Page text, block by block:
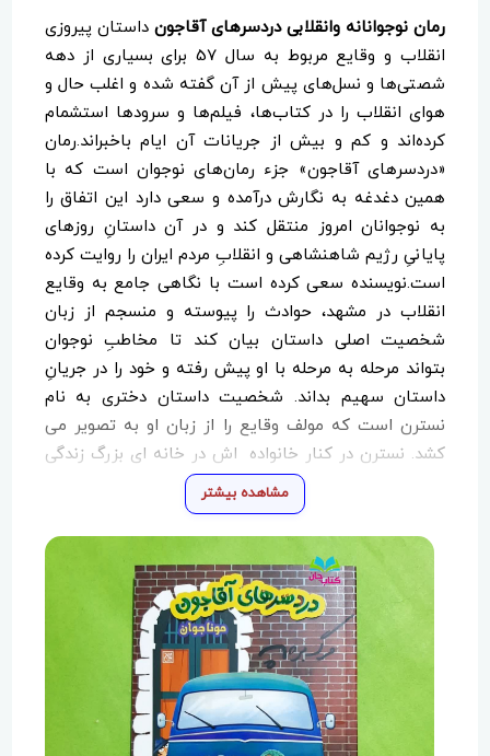
رمان نوجوانانه وانقلابی دردسرهای آقاجونداستان پیروزی
انقلاب و وقایع مربوط به سال 57 برای بسیاری از دهه
شصتی‌ها و نسل‌های پیش از آن گفته شده و اغلب حال و
هوای انقلاب را در کتاب‌ها، فیلم‌ها و سرودها استشمام
کرده‌اند و کم و بیش از جریانات آن ‌ایام باخبراند.رمان
«دردسرهای آقاجون» جزء رمان‌های نوجوان است که با
همین دغدغه به نگارش درآمده و سعی دارد این اتفاق را
به نوجوانان امروز منتقل کند و در آن داستانِ روزهای
پایانیِ رژیم شاهنشاهی و انقلابِ مردم ایران را روایت کرده
است.نویسنده سعی کرده است با نگاهی جامع به وقایع
انقلاب در مشهد، حوادث را پیوسته و منسجم از زبان
شخصیت اصلی داستان بیان کند تا مخاطبِ نوجوان
بتواند مرحله به مرحله با او پیش رفته و خود را در جریانِ
داستان سهیم بداند. شخصیت داستان دختری به نام
نسترن است که مولف وقایع را از زبان او به تصویر می
کشد. نسترن در کنار خانواده اش در خانه ای بزرگ زندگی
می کند، پدرش هرشب برای آنها قصه ای از جریانات و
اتفاقات روزهای انقلاب را که در حرم امام رضا روی می داد
تعریف می کند.بیشتر داستان های کتاب به قصه ی
ضحاک ماردوش از شاهنامه فردوسی وصل می شود که
شیرینی داستان را دو چندان می کند.
مشاهده بیشتر